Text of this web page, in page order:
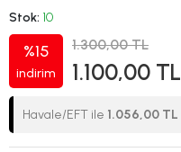
Stok: 10
%15
indirim
1.300,00 TL
1.100,00 TL
Havale/EFT ile 1.056,00 TL